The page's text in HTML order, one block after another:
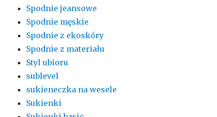
Spodnie jeansowe
Spodnie męskie
Spodnie z ekoskóry
Spodnie z materiału
Styl ubioru
sublevel
sukieneczka na wesele
Sukienki